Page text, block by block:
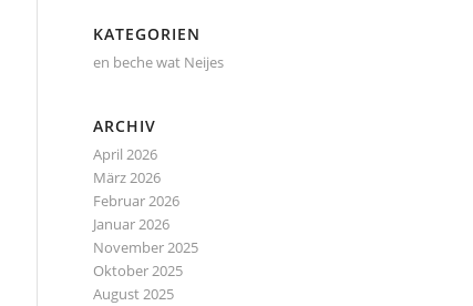
KATEGORIEN
en beche wat Neijes
ARCHIV
April 2026
März 2026
Februar 2026
Januar 2026
November 2025
Oktober 2025
August 2025